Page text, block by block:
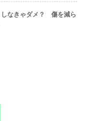
しなきゃダメ？ 傷を減ら